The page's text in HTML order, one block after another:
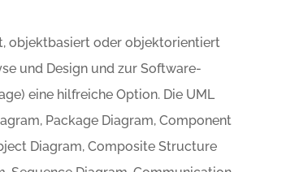
objektbasiert oder objektorientiert
und Design und zur Software-
eine hilfreiche Option. Die UML
Package Diagram, Component
Diagram, Composite Structure